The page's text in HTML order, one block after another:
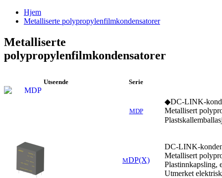
Hjem
Metalliserte polypropylenfilmkondensatorer
Metalliserte
polypropylenfilmkondensatorer
Utseende Serie
MDP
◆DC-LINK-
Metallisert
MDP(X)
DC-LINK-
Metallisert
Plastinnkapsling,
Utmerket